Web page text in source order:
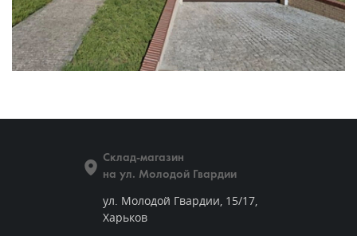
Склад-магазин
на ул. Молодой Гвардии
ул. Молодой Гвардии, 15/17,
Харьков